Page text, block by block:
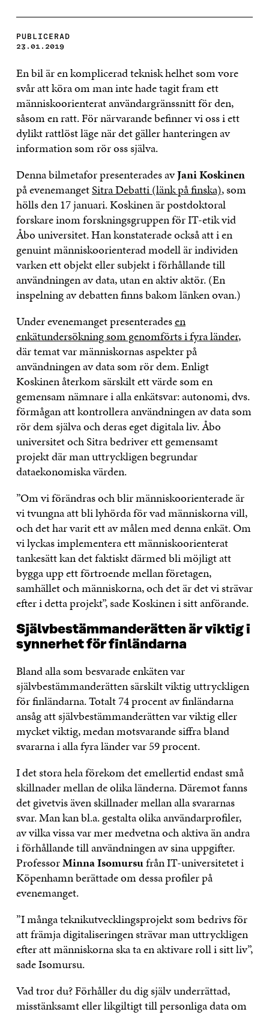
PUBLICERAD
23.01.2019
En bil är en komplicerad teknisk helhet som vore
svår att köra om man inte hade tagit fram ett
människoorienterat användargränssnitt för den,
såsom en ratt. För närvarande befinner vi oss i ett
dylikt rattlöst läge när det gäller hanteringen av
information som rör oss själva.
Denna bilmetafor presenterades avJani Koskinen
på evenemangetSitra Debatti (länk på finska), som
hölls den 17 januari. Koskinen är postdoktoral
forskare inom forskningsgruppen för IT-etik vid
Åbo universitet. Han konstaterade också att i en
genuint människoorienterad modell är individen
varken ett objekt eller subjekt i förhållande till
användningen av data, utan en aktiv aktör. (En
inspelning av debatten finns bakom länken ovan.)
Under evenemanget presenteradesen
enkätundersökning som genomförts i fyra länder,
där temat var människornas aspekter på
användningen av data som rör dem. Enligt
Koskinen återkom särskilt ett värde som en
gemensam nämnare i alla enkätsvar: autonomi, dvs.
förmågan att kontrollera användningen av data som
rör dem själva och deras eget digitala liv. Åbo
universitet och Sitra bedriver ett gemensamt
projekt där man uttryckligen begrundar
dataekonomiska värden.
”Om vi förändras och blir människoorienterade är
vi tvungna att bli lyhörda för vad människorna vill,
och det har varit ett av målen med denna enkät. Om
vi lyckas implementera ett människoorienterat
tankesätt kan det faktiskt därmed bli möjligt att
bygga upp ett förtroende mellan företagen,
samhället och människorna, och det är det vi strävar
efter i detta projekt”, sade Koskinen i sitt anförande.
Självbestämmanderätten är viktig i
synnerhet för finländarna
Bland alla som besvarade enkäten var
självbestämmanderätten särskilt viktig uttryckligen
för finländarna. Totalt 74 procent av finländarna
ansåg att självbestämmanderätten var viktig eller
mycket viktig, medan motsvarande siffra bland
svararna i alla fyra länder var 59 procent.
I det stora hela förekom det emellertid endast små
skillnader mellan de olika länderna. Däremot fanns
det givetvis även skillnader mellan alla svararnas
svar. Man kan bl.a. gestalta olika användarprofiler,
av vilka vissa var mer medvetna och aktiva än andra
i förhållande till användningen av sina uppgifter.
ProfessorMinna Isomursufrån IT-universitetet i
Köpenhamn berättade om dessa profiler på
evenemanget.
”I många teknikutvecklingsprojekt som bedrivs för
att främja digitaliseringen strävar man uttryckligen
efter att människorna ska ta en aktivare roll i sitt liv”,
sade Isomursu.
Vad tror du? Förhåller du dig själv underrättad,
misstänksamt eller likgiltigt till personliga data om